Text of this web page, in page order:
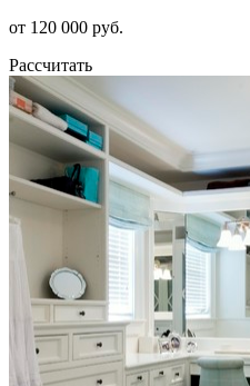
от 120 000 руб.
Рассчитать